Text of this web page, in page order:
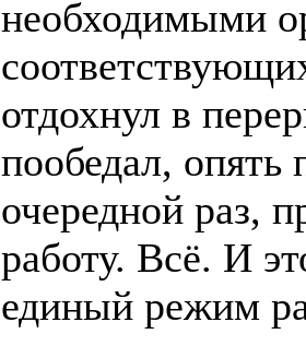
необходимыми
отдохнул в
пообедал, опять
очередной раз,
работу. Всё. И
единый режим